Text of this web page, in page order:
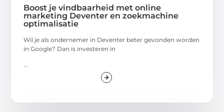
Boost je vindbaarheid met online
marketing Deventer en zoekmachine
optimalisatie
Wil je als ondernemer in Deventer beter gevonden worden
in Google? Dan is investeren in
...